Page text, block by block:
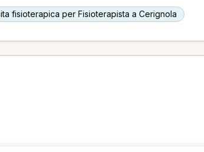
fisioterapica per Fisioterapista a Cerignola